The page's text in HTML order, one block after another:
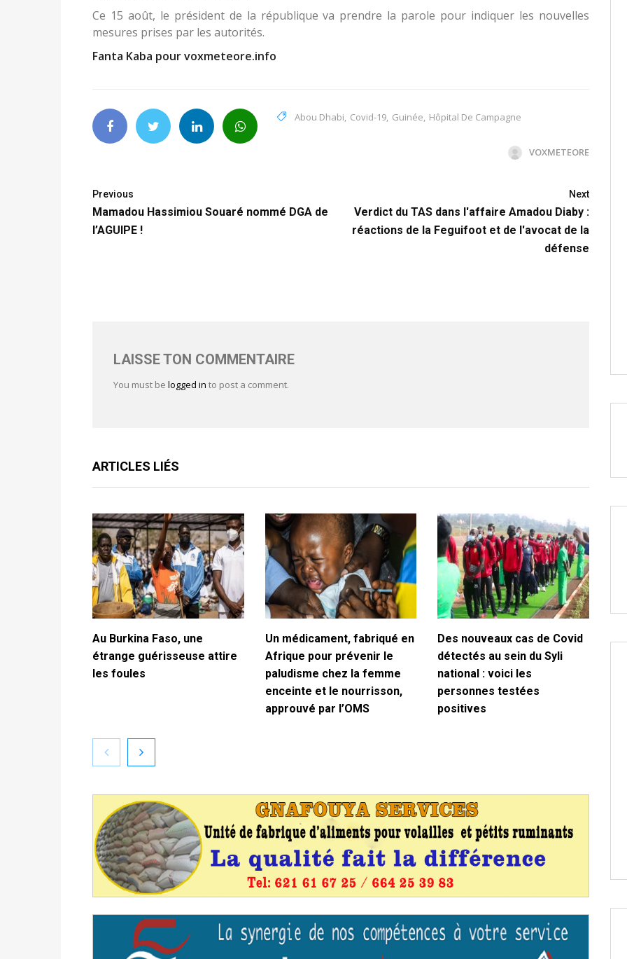
Ce 15 août, le président de la république va prendre la parole pour indiquer les nouvelles
mesures prises par les autorités.
Fanta Kaba pour voxmeteore.info
Abou Dhabi, Covid-19, Guinée, Hôpital De Campagne
VOXMETEORE
Previous
Mamadou Hassimiou Souaré nommé DGA de
l’AGUIPE !
Next
Verdict du TAS dans l'affaire Amadou Diaby :
réactions de la Feguifoot et de l'avocat de la
défense
LAISSE TON COMMENTAIRE
You must be logged in to post a comment.
ARTICLES LIÉS
Au Burkina Faso, une
étrange guérisseuse attire
les foules
Un médicament, fabriqué en
Afrique pour prévenir le
paludisme chez la femme
enceinte et le nourrisson,
approuvé par l’OMS
Des nouveaux cas de Covid
détectés au sein du Syli
national : voici les
personnes testées
positives